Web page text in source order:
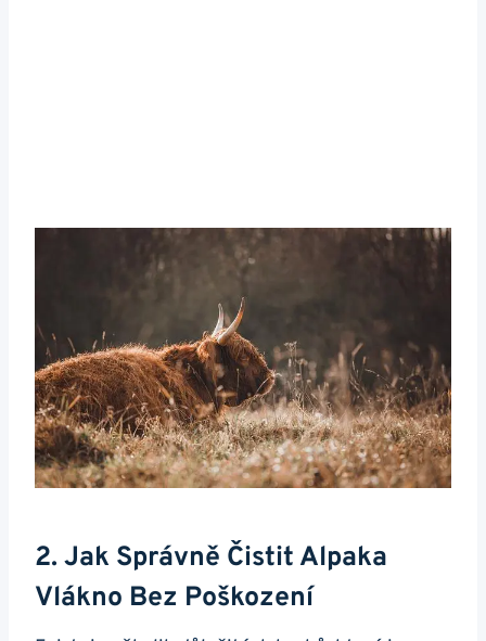
2. Jak Správně Čistit Alpaka
Vlákno Bez Poškození